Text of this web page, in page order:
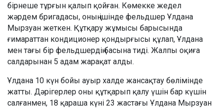
бірнеше тұрғын қалып қойған. Көмекке жедел
жәрдем бригадасы, оның ішінде фельдшер Ұлдана
Мырзуан жеткен. Құтқару жұмысы барысында
ғимараттан кондиционер қондырғысы құлап, Ұлдана
мен тағы бір фельдшердің басына тиді. Жалпы оқиға
салдарынан 5 адам жарақат алды.
Ұлдана 10 күн бойы ауыр халде жансақтау бөлімінде
жатты. Дәрігерлер оны құтқарып қалу үшін бар күшін
салғанмен, 18 қараша күні 23 жастағы Ұлдана Мырзуан